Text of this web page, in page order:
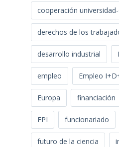
cooperación
derechos de los
desarrollo industrial
empleo Empleo
Europa financiación
FPI funcionariado
futuro de la ciencia